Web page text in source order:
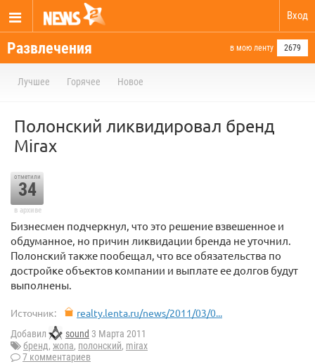
Вход
Развлечения в мою ленту 2679
Лучшее Горячее Новое
Полонский ликвидировал бренд
Mirax
отметили
34
в архиве
Бизнесмен подчеркнул, что это решение взвешенное и
обдуманное, но причин ликвидации бренда не уточнил.
Полонский также пообещал, что все обязательства по
достройке объектов компании и выплате ее долгов будут
выполнены.
Источник: realty.lenta.ru/news/2011/03/0...
Добавил sound 3 Марта 2011
бренд, жопа, полонский, mirax
7 комментариев